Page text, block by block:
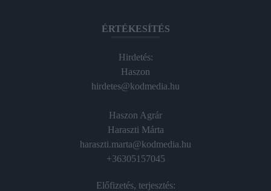
ÉRTÉKESÍTÉS
Hirdetés:
Haszon
hirdetes@kodmedia.hu
Haszon Agrár
Haraszti Márta
haraszti.marta@kodmedia.hu
+36305157045
Előfizetés, terjesztés: